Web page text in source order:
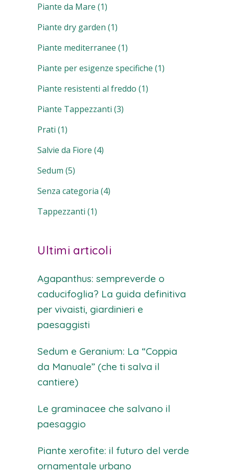
Piante da Mare (1)
Piante dry garden (1)
Piante mediterranee (1)
Piante per esigenze specifiche (1)
Piante resistenti al freddo (1)
Piante Tappezzanti (3)
Prati (1)
Salvie da Fiore (4)
Sedum (5)
Senza categoria (4)
Tappezzanti (1)
Ultimi articoli
Agapanthus: sempreverde o
caducifoglia? La guida definitiva
per vivaisti, giardinieri e
paesaggisti
Sedum e Geranium: La “Coppia
da Manuale” (che ti salva il
cantiere)
Le graminacee che salvano il
paesaggio
Piante xerofite: il futuro del verde
ornamentale urbano